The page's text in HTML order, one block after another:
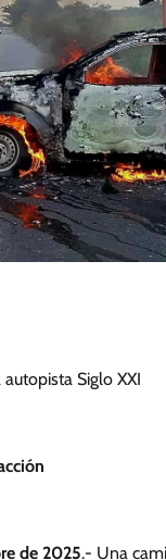
Siglo XXI
de 2025.- Una